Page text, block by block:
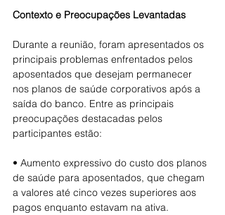
Contexto e Preocupações Levantadas
Durante a reunião, foram apresentados os
principais problemas enfrentados pelos
aposentados que desejam permanecer
nos planos de saúde corporativos após a
saída do banco. Entre as principais
preocupações destacadas pelos
participantes estão:
• Aumento expressivo do custo dos planos
de saúde para aposentados, que chegam
a valores até cinco vezes superiores aos
pagos enquanto estavam na ativa.